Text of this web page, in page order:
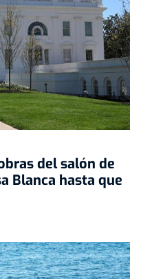
del salón de
Blanca hasta que